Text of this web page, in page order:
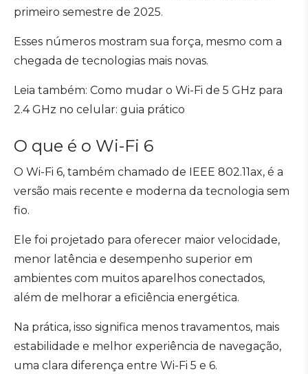
primeiro semestre de 2025.
Esses números mostram sua força, mesmo com a
chegada de tecnologias mais novas.
Leia também: Como mudar o Wi-Fi de 5 GHz para
2.4 GHz no celular: guia prático
O que é o Wi-Fi 6
O Wi-Fi 6, também chamado de IEEE 802.11ax, é a
versão mais recente e moderna da tecnologia sem
fio.
Ele foi projetado para oferecer maior velocidade,
menor latência e desempenho superior em
ambientes com muitos aparelhos conectados,
além de melhorar a eficiência energética.
Na prática, isso significa menos travamentos, mais
estabilidade e melhor experiência de navegação,
uma clara diferença entre Wi-Fi 5 e 6.